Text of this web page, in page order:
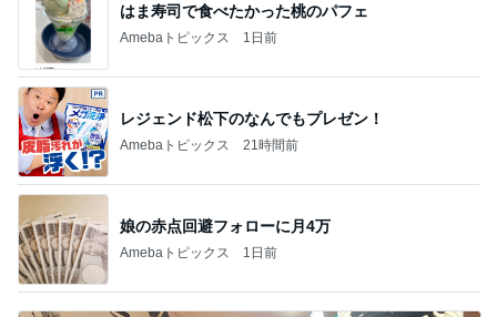
はま寿司で食べたかった桃のパフェ
Amebaトピックス 1日前
レジェンド松下のなんでもプレゼン！
Amebaトピックス 21時間前
娘の赤点回避フォローに月4万
Amebaトピックス 1日前